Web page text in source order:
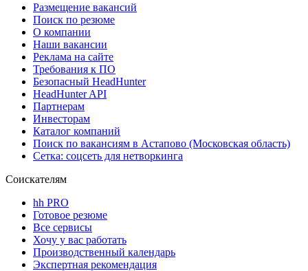
Размещение вакансий
Поиск по резюме
О компании
Наши вакансии
Реклама на сайте
Требования к ПО
Безопасный HeadHunter
HeadHunter API
Партнерам
Инвесторам
Каталог компаний
Поиск по вакансиям в Астапово (Московская область)
Сетка: соцсеть для нетворкинга
Соискателям
hh PRO
Готовое резюме
Все сервисы
Хочу у вас работать
Производственный календарь
Экспертная рекомендация